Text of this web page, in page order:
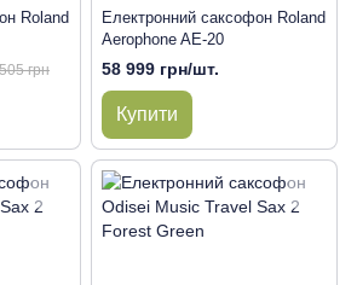
Roland
грн
Електронний саксофон Roland
Aerophone AE-20
58 999 грн/шт.
Купити